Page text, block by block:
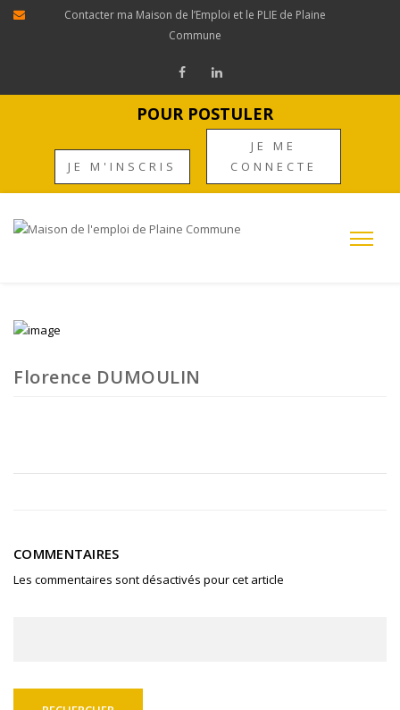
Contacter ma Maison de l’Emploi et le PLIE de Plaine
Commune
POUR POSTULER
JE M'INSCRIS
JE ME
CONNECTE
Florence DUMOULIN
COMMENTAIRES
Les commentaires sont désactivés pour cet article